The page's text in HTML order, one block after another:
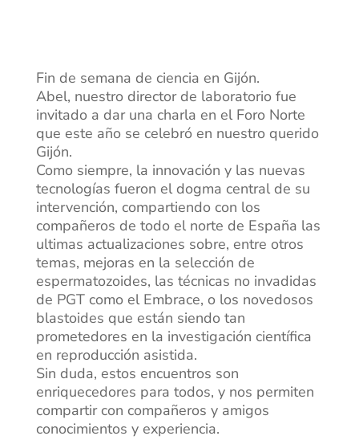
Fin de semana de ciencia en Gijón.
Abel, nuestro director de laboratorio fue
invitado a dar una charla en el Foro Norte
que este año se celebró en nuestro querido
Gijón.
Como siempre, la innovación y las nuevas
tecnologías fueron el dogma central de su
intervención, compartiendo con los
compañeros de todo el norte de España las
ultimas actualizaciones sobre, entre otros
temas, mejoras en la selección de
espermatozoides, las técnicas no invadidas
de PGT como el Embrace, o los novedosos
blastoides que están siendo tan
prometedores en la investigación científica
en reproducción asistida.
Sin duda, estos encuentros son
enriquecedores para todos, y nos permiten
compartir con compañeros y amigos
conocimientos y experiencia.